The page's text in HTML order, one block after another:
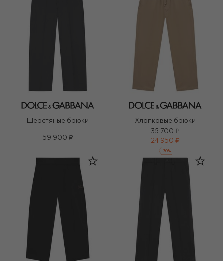
Шерстяные брюки
59 900 ₽
Хлопковые брюки
35 700 ₽
24 950 ₽
-30%